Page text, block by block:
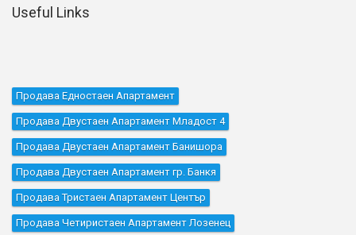
Useful Links
Продава Едностаен Апартамент
Продава Двустаен Апартамент Младост 4
Продава Двустаен Апартамент Банишора
Продава Двустаен Апартамент гр. Банкя
Продава Тристаен Апартамент Център
Продава Четиристаен Апартамент Лозенец